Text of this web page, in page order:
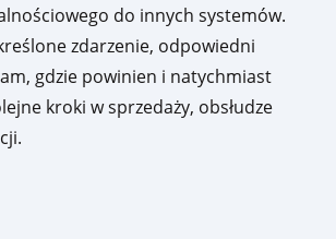
Testuj za darmo
do innych systemów.
zdarzenie, odpowiedni
gdzie powinien i natychmiast
kroki w sprzedaży, obsłudze